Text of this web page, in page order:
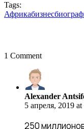
Tags:
Африкабизнес
1 Comment
Alexander
5 апреля, 2019
250